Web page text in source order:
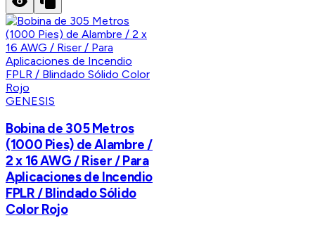
GENESIS
Bobina de 305 Metros
(1000 Pies) de Alambre /
2 x 16 AWG / Riser / Para
Aplicaciones de Incendio
FPLR / Blindado Sólido
Color Rojo